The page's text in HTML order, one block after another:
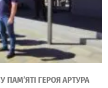
ПАМ’ЯТІ ГЕРОЯ АРТУРА